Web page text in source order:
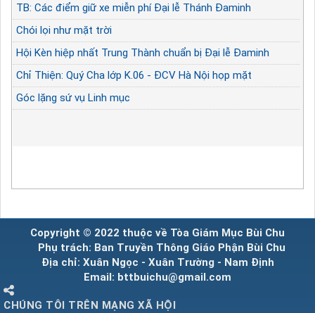
TB: Các điểm giữ xe miễn phí Đại lễ Thánh Đaminh
Chói lọi như mặt trời
Hội Kèn hiệp nhất Trung Thành chuẩn bị Đại lễ Đaminh
Chỉ Thiện: Quý Cha lớp K.06 - ĐCV Hà Nội họp mặt
Góc lặng sứ vụ Linh mục
Copyright © 2022 thuộc về Tòa Giám Mục Bùi Chu
Phụ trách: Ban Truyền Thông Giáo Phận Bùi Chu
Địa chỉ: Xuân Ngọc - Xuân Trường - Nam Định
Email: bttbuichu@gmail.com
CHÚNG TÔI TRÊN MẠNG XÃ HỘI